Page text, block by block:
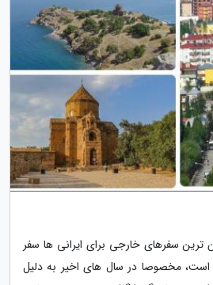
ترین سفرهای خارجی برای ایرانی ها سفر
است، مخصوصا در سال های اخیر به دلیل